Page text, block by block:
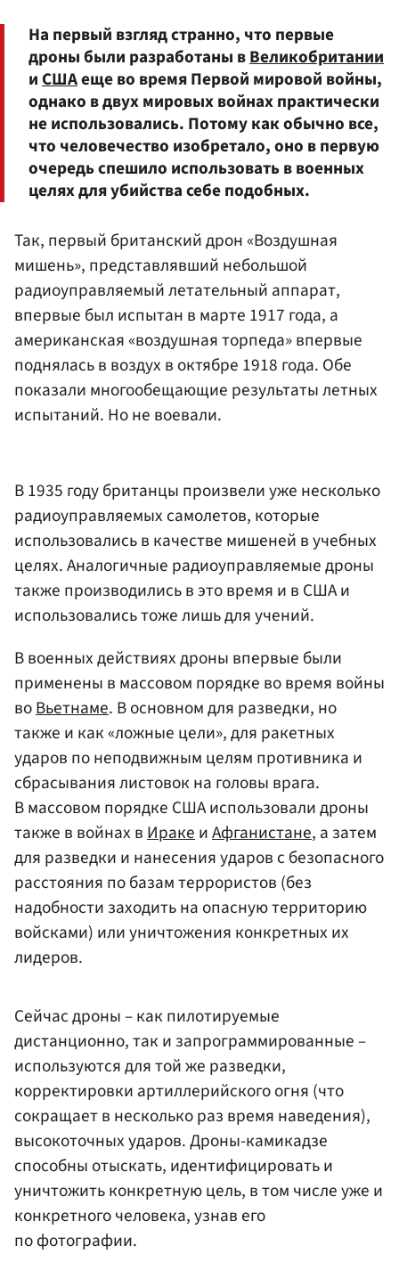
На первый взгляд странно, что первые
дроны были разработаны вВеликобритании
иСШАеще во время Первой мировой войны,
однако в двух мировых войнах практически
не использовались. Потому как обычно все,
что человечество изобретало, оно в первую
очередь спешило использовать в военных
целях для убийства себе подобных.
Так, первый британский дрон «Воздушная
мишень», представлявший небольшой
радиоуправляемый летательный аппарат,
впервые был испытан в марте 1917 года, а
американская «воздушная торпеда» впервые
поднялась в воздух в октябре 1918 года. Обе
показали многообещающие результаты летных
испытаний. Но не воевали.
В 1935 году британцы произвели уже несколько
радиоуправляемых самолетов, которые
использовались в качестве мишеней в учебных
целях. Аналогичные радиоуправляемые дроны
также производились в это время и в США и
использовались тоже лишь для учений.
В военных действиях дроны впервые были
применены в массовом порядке во время войны
воВьетнаме. В основном для разведки, но
также и как «ложные цели», для ракетных
ударов по неподвижным целям противника и
сбрасывания листовок на головы врага.
В массовом порядке США использовали дроны
также в войнах вИракеиАфганистане, а затем
для разведки и нанесения ударов с безопасного
расстояния по базам террористов (без
надобности заходить на опасную территорию
войсками) или уничтожения конкретных их
лидеров.
Сейчас дроны – как пилотируемые
дистанционно, так и запрограммированные –
используются для той же разведки,
корректировки артиллерийского огня (что
сокращает в несколько раз время наведения),
высокоточных ударов. Дроны-камикадзе
способны отыскать, идентифицировать и
уничтожить конкретную цель, в том числе уже и
конкретного человека, узнав его
по фотографии.